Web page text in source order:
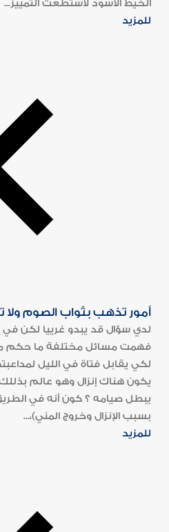
الخيط الأسود لاستطعت التمييز...
للمزيد
أمور تذهب بثواب الصوم ولا
لدي سؤال قد يبدو غرييا لكن في
فهمت مسائل مختلفة ما حكم
لكي يقابل فتاة في الليل
يكون هناك إنزال وهو عالم
يبطل صيامه ؟ كون أنه في
بسبب الإنزال وخروج المني)،...
للمزيد